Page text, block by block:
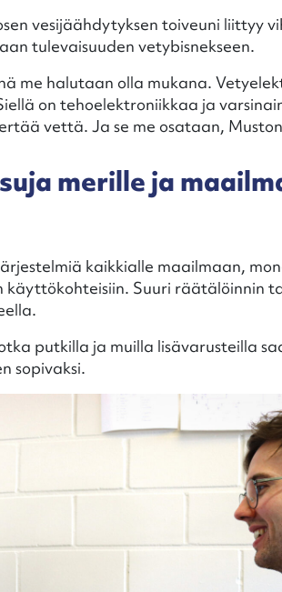
vesijäähdytyksen toiveuni liittyy
tulevaisuuden vetybisnekseen.
me halutaan olla mukana.
on tehoelektroniikkaa ja
vettä. Ja se me osataan,
merille ja
kaikkialle maailmaan,
käyttökohteisiin. Suuri räätälöinnin
putkilla ja muilla lisävarusteilla
sopivaksi.